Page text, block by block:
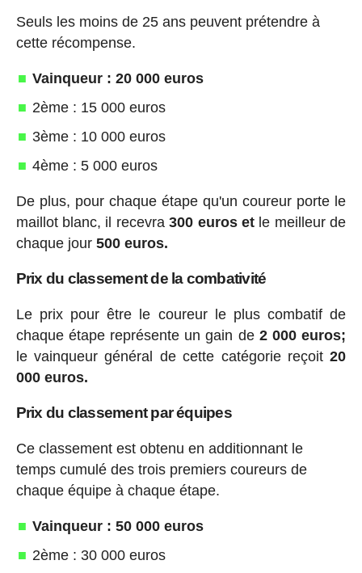
Seuls les moins de 25 ans peuvent prétendre à
cette récompense.
Vainqueur : 20 000 euros
2ème : 15 000 euros
3ème : 10 000 euros
4ème : 5 000 euros
De plus, pour chaque étape qu'un coureur porte le
maillot blanc, il recevra300 euros et le meilleur de
chaque jour500 euros.
Prix du classement de la combativité
Le prix pour être le coureur le plus combatif de
chaque étape représente un gain de 2 000 euros;
le vainqueur général de cette catégorie reçoit20
000 euros.
Prix du classement par équipes
Ce classement est obtenu en additionnant le
temps cumulé des trois premiers coureurs de
chaque équipe à chaque étape.
Vainqueur : 50 000 euros
2ème : 30 000 euros